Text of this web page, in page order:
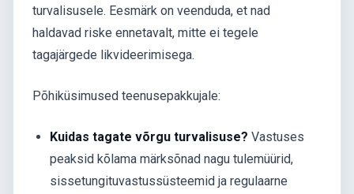
turvalisusele. Eesmärk on veenduda, et nad
haldavad riske ennetavalt, mitte ei tegele
tagajärgede likvideerimisega.
Põhiküsimused teenusepakkujale:
Kuidas tagate võrgu turvalisuse? Vastuses
peaksid kõlama märksõnad nagu tulemüürid,
sissetungituvastussüsteemid ja regulaarne